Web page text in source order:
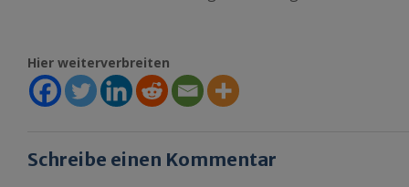
Hier weiterverbreiten
Schreibe einen Kommentar